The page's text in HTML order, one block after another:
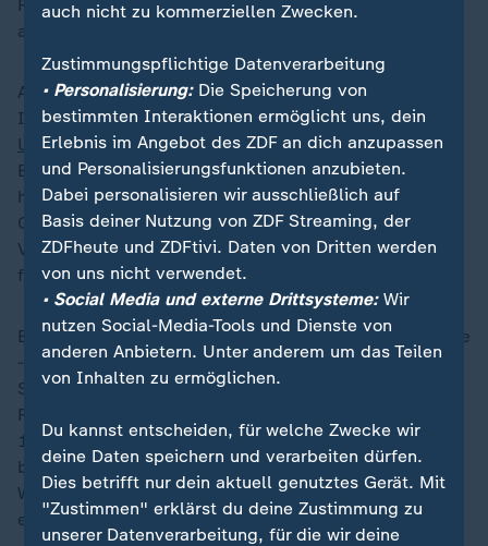
Freude haben würde, später mal in der Bank zu
arbeiten."
Ausgebildet in den 1960er Jahren überwiegend bei
Investment- und Kreditbanken inGroßbritannien, den
USAundFrankreich, trat von Metzler 1969 in das
Bankhaus Metzler ein und wurde 1971 persönlich
haftender Gesellschafter des Instituts, das sein
Geschäft unter anderem in der privaten
Vermögensverwaltung und dem Pensionsmanagement
für Unternehmen macht.
Ebenso leidenschaftlich wie Kultur und soziale Projekte
- etwa Stipendien für arbeitsuchende Akademiker aus
Südeuropa über die Metzler-Stiftung - fördert die
Familie den Finanzplatz Frankfurt. In den 1980er und
1990er Jahren war Friedrich von Metzler maßgeblich
beteiligt an der Umwandlung der Frankfurter
Wertpapierbörse in die Deutsche Börse AG, später saß
er lange im Aufsichtsrat des Konzerns.
auch nicht zu kommerziellen Zwecken.
Zustimmungspflichtige Datenverarbeitung
• Personalisierung:Die Speicherung von
bestimmten Interaktionen ermöglicht uns, dein
Erlebnis im Angebot des ZDF an dich anzupassen
und Personalisierungsfunktionen anzubieten.
Dabei personalisieren wir ausschließlich auf
Basis deiner Nutzung von ZDF Streaming, der
ZDFheute und ZDFtivi. Daten von Dritten werden
von uns nicht verwendet.
• Social Media und externe Drittsysteme:Wir
nutzen Social-Media-Tools und Dienste von
anderen Anbietern. Unter anderem um das Teilen
von Inhalten zu ermöglichen.
Du kannst entscheiden, für welche Zwecke wir
deine Daten speichern und verarbeiten dürfen.
Dies betrifft nur dein aktuell genutztes Gerät. Mit
"Zustimmen" erklärst du deine Zustimmung zu
unserer Datenverarbeitung, für die wir deine